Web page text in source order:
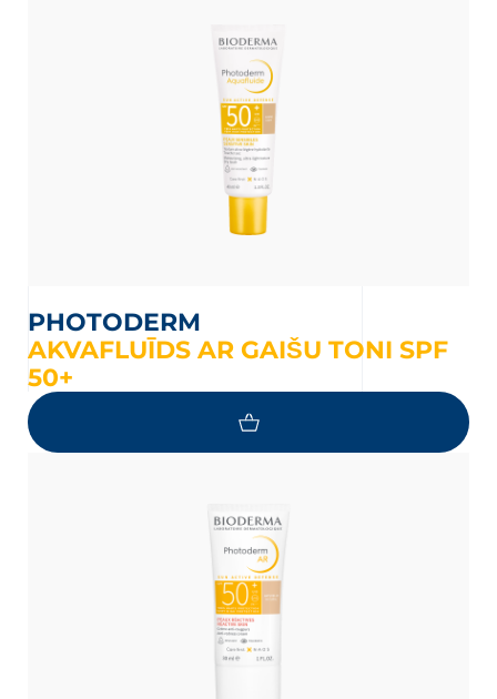
par jūsu personas datu aizsardzību,
PHOTODERM
AKVAFLUĪDS AR GAIŠU TONI SPF
50+